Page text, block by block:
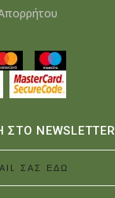
NEWSLETTER